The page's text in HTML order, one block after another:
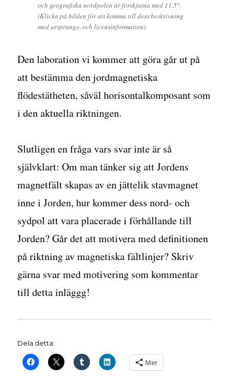
och geografiska nordpolen är förskjutna med 11,5°.
(Klicka på bilden för att komma till dess beskrivning
med ursprungs- och licensinformation)
Den laboration vi kommer att göra går ut på
att bestämma den jordmagnetiska
flödestätheten, såväl horisontalkomposant som
i den aktuella riktningen.
Slutligen en fråga vars svar inte är så
självklart: Om man tänker sig att Jordens
magnetfält skapas av en jättelik stavmagnet
inne i Jorden, hur kommer dess nord- och
sydpol att vara placerade i förhållande till
Jorden? Går det att motivera med definitionen
på riktning av magnetiska fältlinjer? Skriv
gärna svar med motivering som kommentar
till detta inläggg!
Dela detta:
Mer